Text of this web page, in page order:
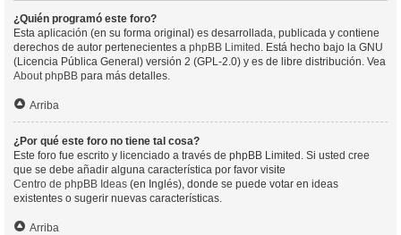
¿Quién programó este foro?
Esta aplicación (en su forma original) es desarrollada, publicada y contiene
derechos de autor pertenecientes a phpBB Limited . Está hecho bajo la GNU
(Licencia Pública General) versión 2 (GPL-2.0) y es de libre distribución. Vea
About phpBB para más detalles.
Arriba
¿Por qué este foro no tiene tal cosa?
Este foro fue escrito y licenciado a través de phpBB Limited. Si usted cree
que se debe añadir alguna característica por favor visite
Centro de phpBB Ideas (en Inglés), donde se puede votar en ideas
existentes o sugerir nuevas características.
Arriba